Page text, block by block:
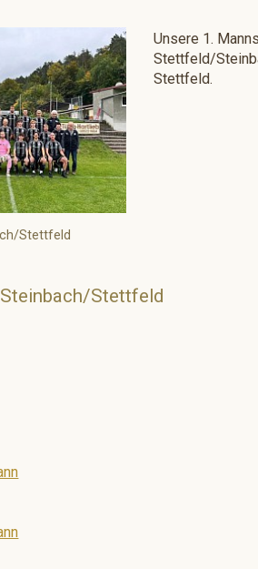
Stettfeld
Unsere 1.
Stettfeld/
Stettfeld.
Stettfeld